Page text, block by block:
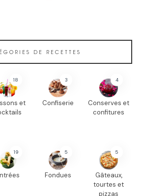
DE RECETTES
18
et
3
Confiserie
4
Conserves et
confitures
19 5
Fondues
5
Gâteaux,
tourtes et
pizzas